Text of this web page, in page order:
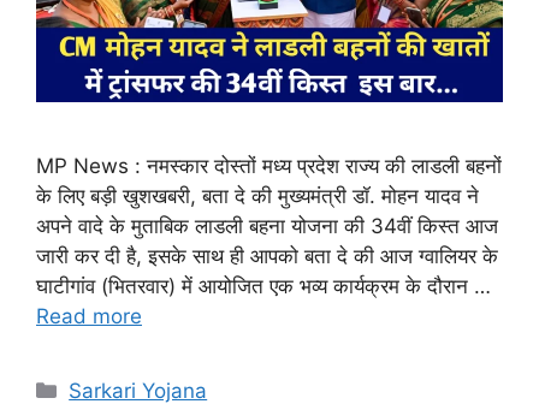
MP News : नमस्कार दोस्तों मध्य प्रदेश राज्य की लाडली बहनों
के लिए बड़ी खुशखबरी, बता दे की मुख्यमंत्री डॉ. मोहन यादव ने
अपने वादे के मुताबिक लाडली बहना योजना की 34वीं किस्त आज
जारी कर दी है, इसके साथ ही आपको बता दे की आज ग्वालियर के
घाटीगांव (भितरवार) में आयोजित एक भव्य कार्यक्रम के दौरान …
Read more
Categories
Sarkari Yojana